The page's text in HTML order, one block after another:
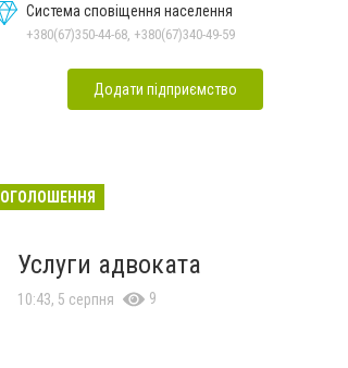
Система сповіщення населення
+380(67)350-44-68, +380(67)340-49-59
Додати підприємство
ОГОЛОШЕННЯ
Услуги адвоката
10:43, 5 серпня 9